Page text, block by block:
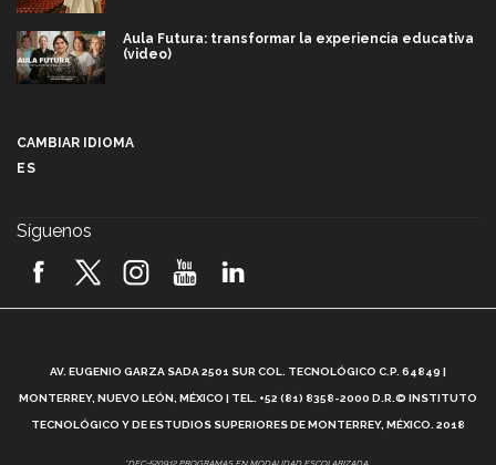
Aula Futura: transformar la experiencia educativa
(video)
2026! (video)
¿Cómo es el Modelo Educativo Tec? (video)
CAMBIAR IDIOMA
ES
Síguenos
AV. EUGENIO GARZA SADA 2501 SUR COL. TECNOLÓGICO C.P. 64849 |
MONTERREY, NUEVO LEÓN, MÉXICO | TEL. +52 (81) 8358-2000 D.R.© INSTITUTO
TECNOLÓGICO Y DE ESTUDIOS SUPERIORES DE MONTERREY, MÉXICO. 2018
*DEC-520912 PROGRAMAS EN MODALIDAD ESCOLARIZADA.